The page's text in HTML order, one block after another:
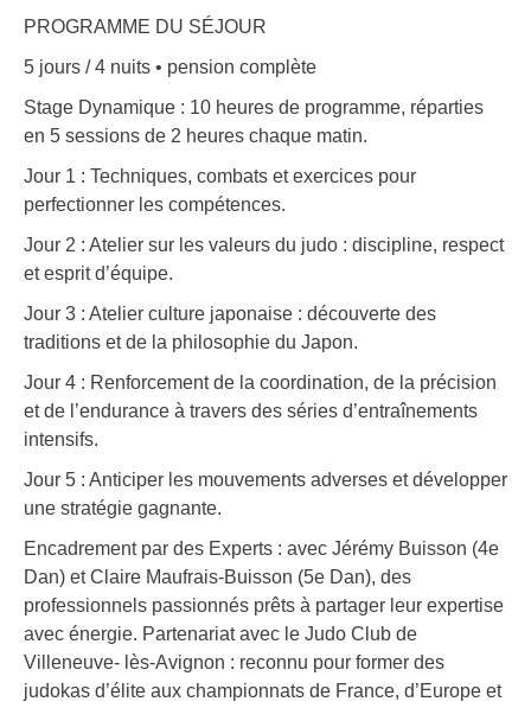
PROGRAMME DU SÉJOUR
5 jours / 4 nuits • pension complète
Stage Dynamique : 10 heures de programme, réparties
en 5 sessions de 2 heures chaque matin.
Jour 1 : Techniques, combats et exercices pour
perfectionner les compétences.
Jour 2 : Atelier sur les valeurs du judo : discipline, respect
et esprit d’équipe.
Jour 3 : Atelier culture japonaise : découverte des
traditions et de la philosophie du Japon.
Jour 4 : Renforcement de la coordination, de la précision
et de l’endurance à travers des séries d’entraînements
intensifs.
Jour 5 : Anticiper les mouvements adverses et développer
une stratégie gagnante.
Encadrement par des Experts : avec Jérémy Buisson (4e
Dan) et Claire Maufrais-Buisson (5e Dan), des
professionnels passionnés prêts à partager leur expertise
avec énergie. Partenariat avec le Judo Club de
Villeneuve- lès-Avignon : reconnu pour former des
judokas d’élite aux championnats de France, d’Europe et